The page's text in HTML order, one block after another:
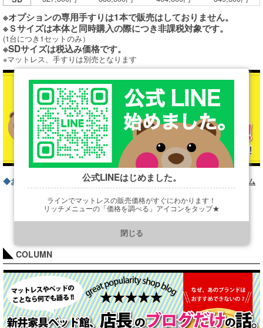
※オプションの専用手すりは1本で販売はしておりません。
※Ｓサイズは本体と同時購入の際につき非課税対象です。
(1台につき1セットのみ）
※SDサイズは税込み価格です。
※マットレス、手すりは別売となります
◆お問い合わせフォームはこちら お問い合わせフォーム
COLUMN
公式LINEはじめました。
ラインでマットレスの販売価格がすぐにわかります！
リッチメニューの「価格を調べる」アイコンをタップ★
https://line.me/R/ti/p/@901ptzjz
閉じる